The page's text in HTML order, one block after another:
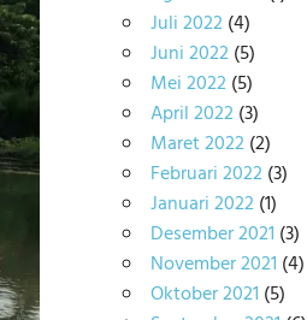
Juli 2022(4)
Juni 2022(5)
Mei 2022(5)
April 2022(3)
Maret 2022(2)
Februari 2022(3)
Januari 2022(1)
Desember 2021 (3)
November 2021 (4)
Oktober 2021 (5)